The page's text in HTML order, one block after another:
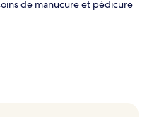
de manucure et pédicure
bar en bord de piscine.
en ce qui concerne le
des transports publics :
8 min et Station de métro